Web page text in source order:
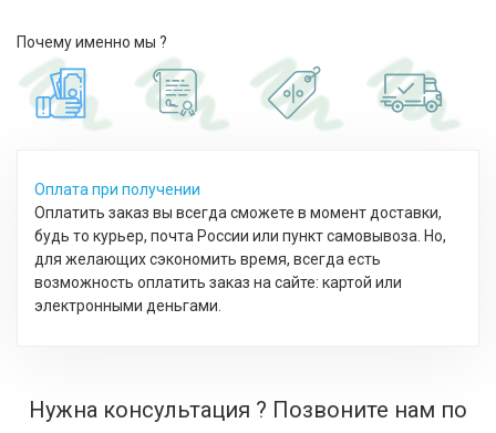
Почему именно мы ?
Оплата при получении
Оплатить заказ вы всегда сможете в момент доставки,
будь то курьер, почта России или пункт самовывоза. Но,
для желающих сэкономить время, всегда есть
возможность оплатить заказ на сайте: картой или
электронными деньгами.
Нужна консультация ? Позвоните нам по